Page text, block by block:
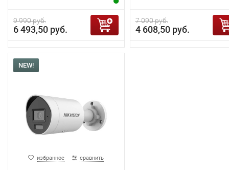
9 990 руб.
6 493,50 руб.
7 090 руб.
4 608,50 руб.
NEW!
избранное сравнить